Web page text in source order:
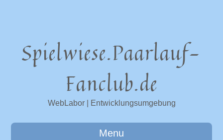
Spielwiese.Paarlauf-
Fanclub.de
WebLabor | Entwicklungsumgebung
Menu